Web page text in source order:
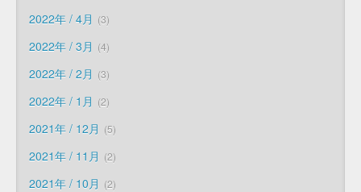
2022年 / 4月 3
2022年 / 3月 4
2022年 / 2月 3
2022年 / 1月 2
2021年 / 12月 5
2021年 / 11月 2
2021年 / 10月 2